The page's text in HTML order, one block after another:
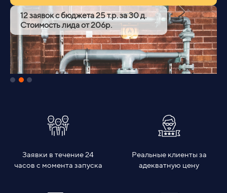
12 заявок с бюджета 25 т.р. за 30 д.
Стоимость лида от 206р.
Заявки в течение 24
часов с момента запуска
Реальные клиенты за
адекватную цену